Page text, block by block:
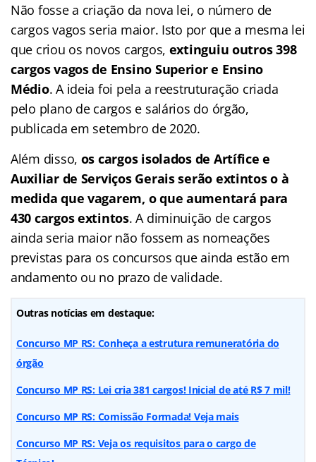
Não fosse a criação da nova lei, o número de
cargos vagos seria maior. Isto por que a mesma lei
que criou os novos cargos, extinguiu outros 398
cargos vagos de Ensino Superior e Ensino
Médio. A ideia foi pela a reestruturação criada
pelo plano de cargos e salários do órgão,
publicada em setembro de 2020.
Além disso, os cargos isolados de Artífice e
Auxiliar de Serviços Gerais serão extintos o à
medida que vagarem, o que aumentará para
430 cargos extintos. A diminuição de cargos
ainda seria maior não fossem as nomeações
previstas para os concursos que ainda estão em
andamento ou no prazo de validade.
Outras notícias em destaque:
Concurso MP RS: Conheça a estrutura remuneratória do
órgão
Concurso MP RS: Lei cria 381 cargos! Inicial de até R$ 7 mil!
Concurso MP RS: Comissão Formada! Veja mais
Concurso MP RS: Veja os requisitos para o cargo de